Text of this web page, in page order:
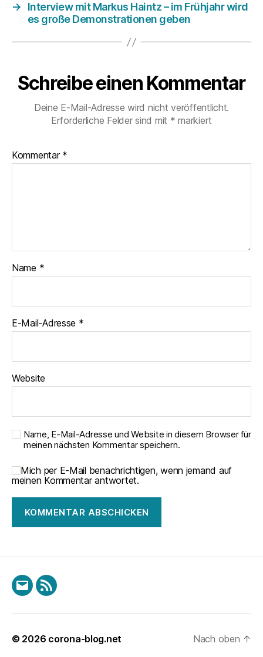
→
Interview mit Markus Haintz – im Frühjahr wird
es große Demonstrationen geben
Schreibe einen Kommentar
Deine E-Mail-Adresse wird nicht veröffentlicht.
Erforderliche Felder sind mit * markiert
Kommentar *
Name *
E-Mail-Adresse *
Website
Name, E-Mail-Adresse und Website in diesem Browser für
meinen nächsten Kommentar speichern.
Mich per E-Mail benachrichtigen, wenn jemand auf
meinen Kommentar antwortet.
E-
RSS
© 2026 corona-blog.net Nach oben ↑